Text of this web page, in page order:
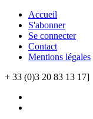
Accueil
S'abonner
Se connecter
Contact
Mentions légales
+ 33 (0)3 20 83 13 17]